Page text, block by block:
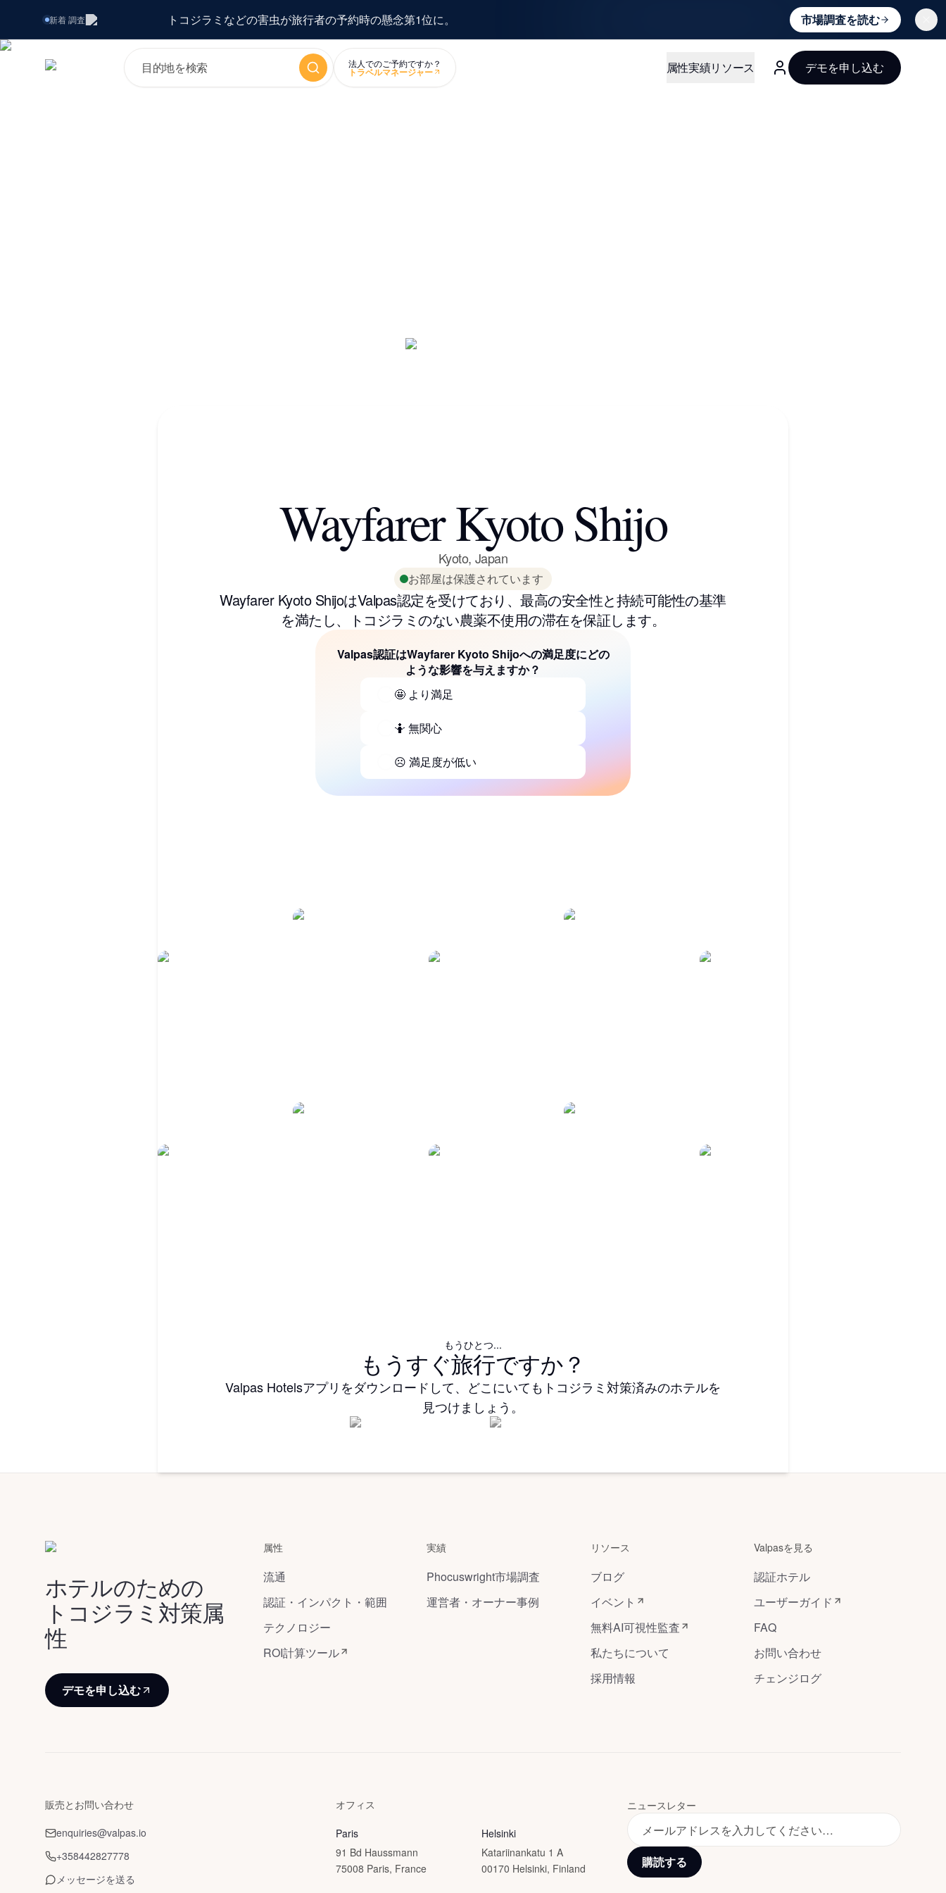
新着調査 トコジラミなどの害虫が旅行者の予約時の懸念第1位に。 市場調査を読む
検索 法人でのご予約ですか？
トラベルマネージャー 属性実績リソース 日本語 (Japanese)
デモを申し込む
Wayfarer Kyoto Shijo
Kyoto, Japan
お部屋は保護されています
Wayfarer Kyoto ShijoはValpas認定を受けており、最高の安全性と持続可能性の基準
を満たし、トコジラミのない農薬不使用の滞在を保証します。
Valpas認証はWayfarer Kyoto Shijoへの満足度にどの
ような影響を与えますか？
🤩 より満足
🤷 無関心
☹️ 満足度が低い
もうひとつ...
もうすぐ旅行ですか？
Valpas Hotelsアプリをダウンロードして、どこにいてもトコジラミ対策済みのホテルを
見つけましょう。
ホテルのための
トコジラミ対策属
性
デモを申し込む
属性
流通
認証・インパクト・範囲
テクノロジー
ROI計算ツール
実績
Phocuswright市場調査
運営者・オーナー事例
リソース
ブログ
イベント
無料AI可視性監査
私たちについて
採用情報
Valpasを見る
認証ホテル
ユーザーガイド
FAQ
お問い合わせ
チェンジログ
販売とお問い合わせ
enquiries@valpas.io
+358442827778
メッセージを送る
オフィス
Paris
91 Bd Haussmann
75008 Paris, France
Helsinki
Katariinankatu 1 A
00170 Helsinki, Finland
ニュースレター
購読する